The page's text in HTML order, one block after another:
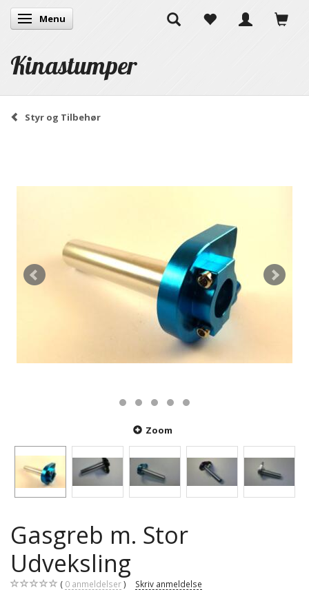
Skifte navigation
Menu
Kinastumper
Styr og Tilbehør
Zoom
Gasgreb m. Stor
Udveksling
0 anmeldelser Skriv anmeldelse